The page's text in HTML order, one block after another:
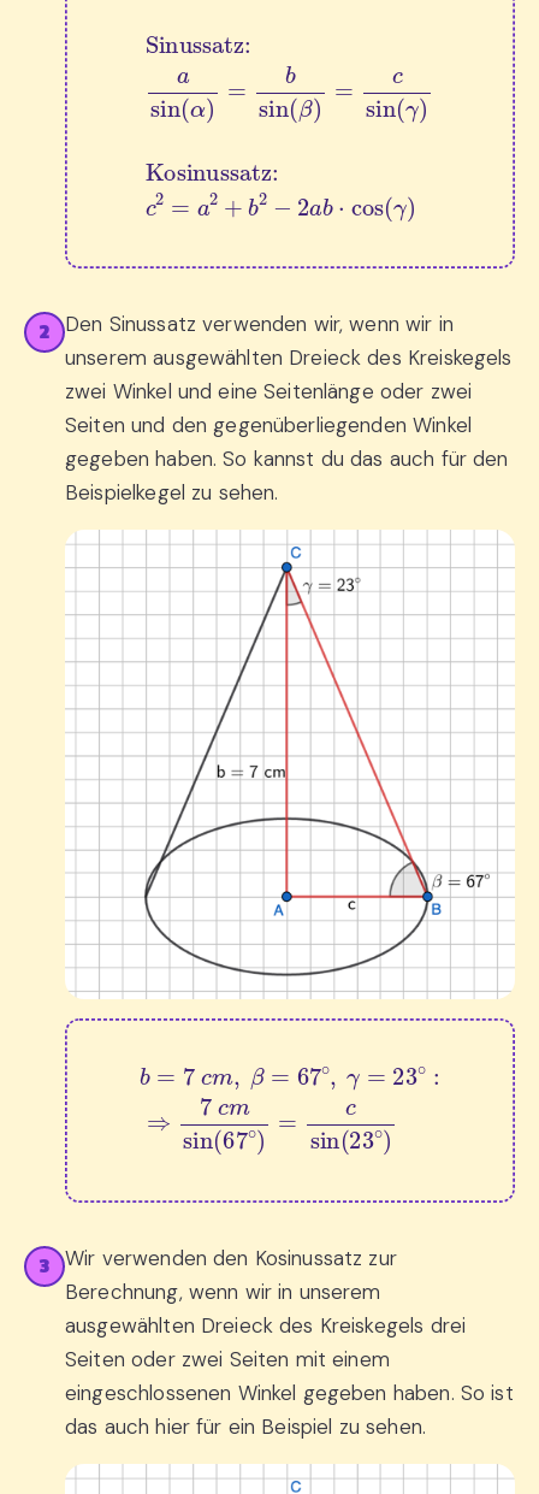
Sinussatz:asin(α
2
Den Sinussatz verwenden wir, wenn wir in
unserem ausgewählten Dreieck des Kreiskegels
zwei Winkel und eine Seitenlänge oder zwei
Seiten und den gegenüberliegenden Winkel
gegeben haben. So kannst du das auch für den
Beispielkegel zu sehen.
c m, β =67 ∘, γ=23∘ :⇒7 cmsin =
3
Wir verwenden den Kosinussatz zur
Berechnung, wenn wir in unserem
ausgewählten Dreieck des Kreiskegels drei
Seiten oder zwei Seiten mit einem
eingeschlossenen Winkel gegeben haben. So ist
das auch hier für ein Beispiel zu sehen.